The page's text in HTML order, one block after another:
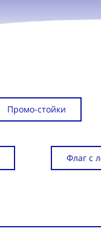
Промо-стойки
Флаг с